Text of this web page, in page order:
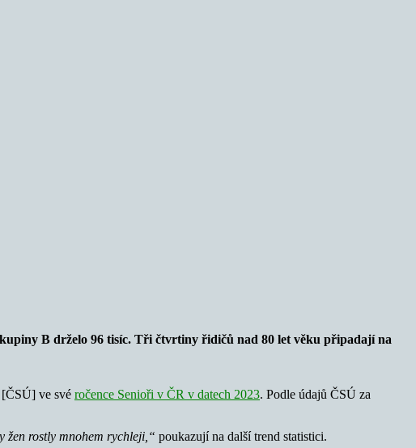
B drželo 96 tisíc. Tři čtvrtiny řidičů nad 80 let věku připadají na
ve své ročence Senioři v ČR v datech 2023. Podle údajů ČSÚ za
žen rostly mnohem rychleji,“ poukazují na další trend statistici.